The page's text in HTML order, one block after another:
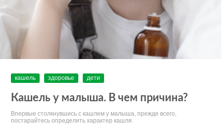
кашель здоровье дети
Кашель у малыша. В чем причина?
Впервые столкнувшись с кашлем у малыша, прежде всего,
постарайтесь определить характер кашля.